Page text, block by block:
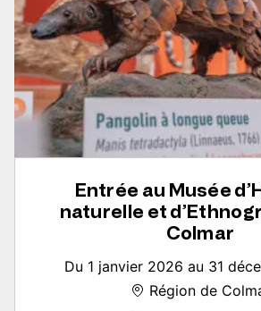
Entrée au Musée
naturelle et
Colmar
Du 1 janvier 2026 au 31
Région de